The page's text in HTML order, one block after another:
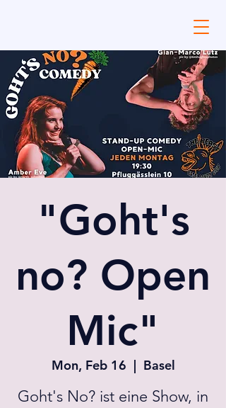
"Goht's
no? Open
Mic"
Mon, Feb 16
  |
Basel
Goht's No? ist eine Show, in